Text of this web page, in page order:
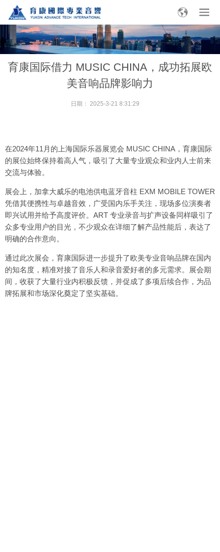
育康国际借力 MUSIC CHINA，成功拓展欧
美音响品牌影响力
日期： 2025-3-21 8:31:29
在2024年11月的上海国际乐器展览会 MUSIC CHINA，育康国际
的展位始终保持着高人气，吸引了大量专业观众和业内人士前来
交流与体验。
展会上，加拿大威乐的电池供电蓝牙音柱 EXM MOBILE TOWER
凭借其便携性与卓越音效，广受国内乐手关注，现场多位演奏者
即兴试用并给予高度评价。ART 专业录音与扩声设备同样吸引了
众多专业用户的目光，不少观众在详细了解产品性能后，表达了
明确的合作意向。
通过此次展会，育康国际进一步提升了欧美专业音响品牌在国内
的知名度，精准对接了音乐人和录音爱好者的多元需求。展会期
间，收获了大量行业内积极反馈，并促成了多项后续合作，为品
牌拓展和市场深化奠定了坚实基础。